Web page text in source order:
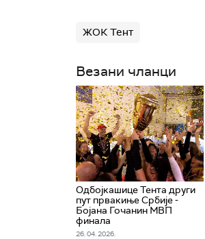
ЖОК Тент
Везани чланци
Одбојкашице Тента други
пут првакиње Србије -
Бојана Гочанин МВП
финала
26. 04. 2026.